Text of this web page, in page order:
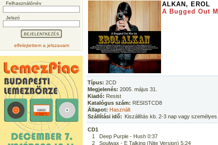
Felhasználónév
Jelszó
elfelejtettem a jelszavam
ALKAN, EROL
A Bugged Out
Típus: 2CD
Megjelenés: 2005. május 31.
Kiadó: Resist
Katalógus szám: RESISTCD8
Állapot: Használt
Szállítási idő: Kiszállítás kb. 2-3 nap vagy
CD1
1
Deep Purple - Hush 0:37
2
Soulwax - E Talking (Nite Version) 5:24